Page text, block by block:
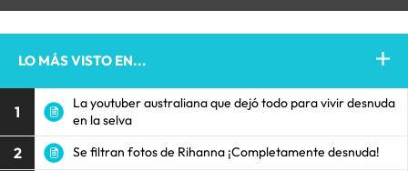
LO MÁS VISTO EN...
1
La youtuber australiana que dejó todo para vivir desnuda
en la selva
2 Se filtran fotos de Rihanna ¡Completamente desnuda!